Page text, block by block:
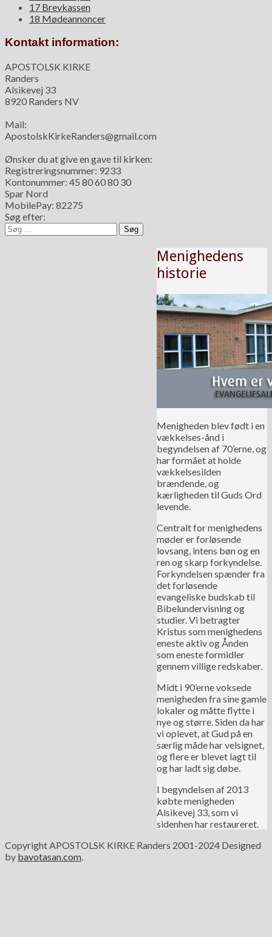
17 Brevkassen
18 Mødeannoncer
Kontakt information:
APOSTOLSK KIRKE
Randers
Alsikevej 33
8920 Randers NV
Mail:
ApostolskKirkeRanders@gmail.com
Ønsker du at give en gave til kirken:
Registreringsnummer: 9233
Kontonummer: 45 80 60 80 30
Spar Nord
MobilePay: 82275
Søg efter:
Menighedens
historie
Menigheden blev født i en
vækkelses-ånd i
begyndelsen af 70’erne, og
har formået at holde
vækkelsesilden
brændende, og
kærligheden til Guds Ord
levende.
Centralt for menighedens
møder er forløsende
lovsang, intens bøn og en
ren og skarp forkyndelse.
Forkyndelsen spænder fra
det forløsende
evangeliske budskab til
Bibelundervisning og
studier. Vi betragter
Kristus som menighedens
eneste aktiv og Ånden
som eneste formidler
gennem villige redskaber.
Midt i 90’erne voksede
menigheden fra sine gamle
lokaler og måtte flytte i
nye og større. Siden da har
vi oplevet, at Gud på en
særlig måde har velsignet,
og flere er blevet lagt til
og har ladt sig døbe.
I begyndelsen af 2013
købte menigheden
Alsikevej 33, som vi
sidenhen har restaureret.
Copyright APOSTOLSK KIRKE Randers 2001-2024 Designed
by bavotasan.com